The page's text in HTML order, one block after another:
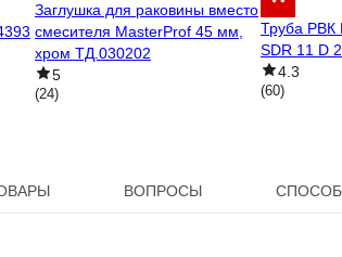
Заглушка для раковины вместо
смесителя MasterProf 45 мм,
хром ТД.030202
5
(24)
Труба РВК
SDR 11 D
4.3
(60)
ВОПРОСЫ